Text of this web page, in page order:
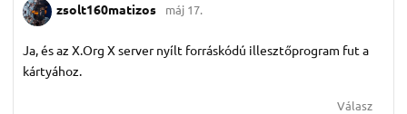
zsolt160matizos máj 17.
Ja, és az X.Org X server nyílt forráskódú illesztőprogram fut a
kártyához.
Válasz